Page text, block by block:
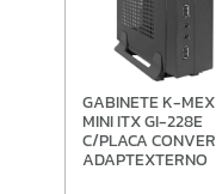
GABINETE K-MEX
MINI ITX GI-228E
C/PLACA CONVER
ADAPTEXTERNO